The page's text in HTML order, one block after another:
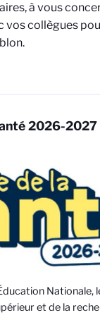
à vous
vos collègues
2026-2027
Nationale,
et de la